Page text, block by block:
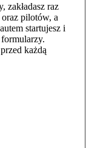
zakładasz raz
pilotów, a
startujesz i
każdą